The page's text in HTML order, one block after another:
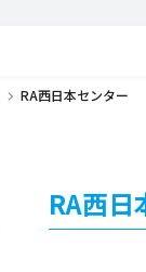
RA西日本センター
RA西日